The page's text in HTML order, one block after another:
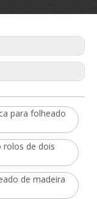
para folheado
rolos de dois
de madeira